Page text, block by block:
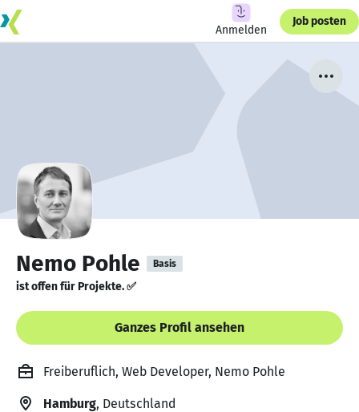
Anmelden
Job posten
Nemo Pohle Basis
ist offen für Projekte. ✅
Ganzes Profil ansehen
Freiberuflich, Web Developer, Nemo Pohle
Hamburg, Deutschland